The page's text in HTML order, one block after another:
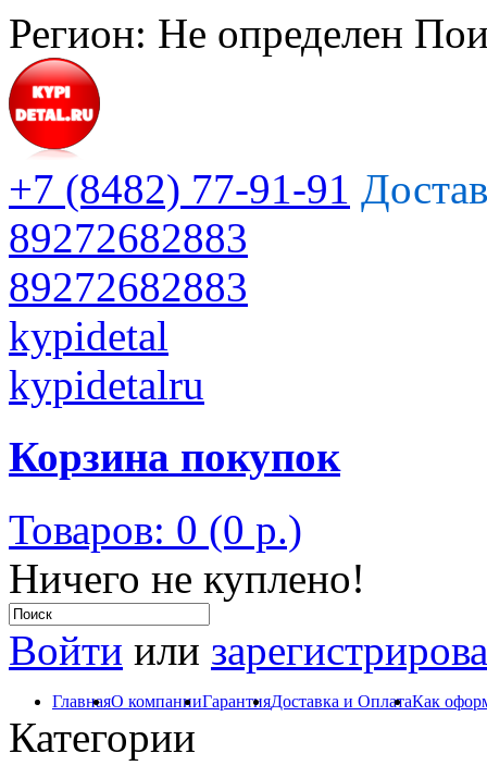
Регион: Не определен
+7 (8482) 77-91-91
89272682883
89272682883
kypidetal
kypidetalru
Корзина покупок
Товаров: 0 (0 р.)
Ничего не куплено!
Войти или
ГлавнаяО компанииГарантияДоставка и ОплатаКак
Категории